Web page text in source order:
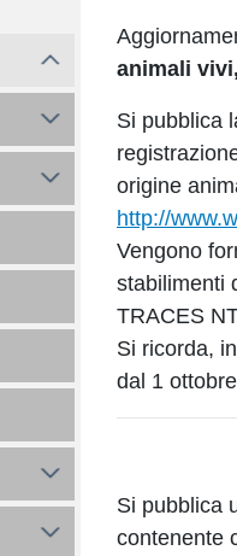
animali
Si pubblica
origine
http://
Vengono
stabilimenti
TRACES
Si ricorda,
dal 1
Si pubblica
contenente